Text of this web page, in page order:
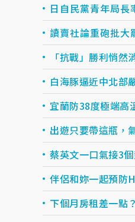
日自民黨青年局長
讀賣社論重砲批大
「抗戰」勝利悄
白海豚逼近中北
宜蘭防38度極端
出遊只要帶這瓶，
蔡英文一口氣接3
伴侶和妳一起預防
下個月房租差一點